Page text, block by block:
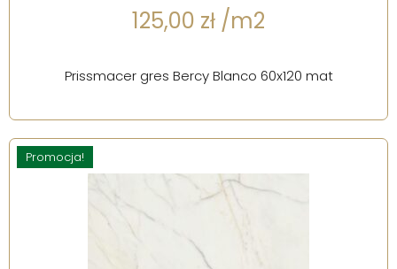
125,00 zł /m2
Prissmacer gres Bercy Blanco 60x120 mat
Promocja!